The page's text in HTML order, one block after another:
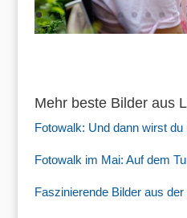
Mehr beste Bilder aus
Fotowalk: Und dann wirst du
Fotowalk im Mai: Auf dem
Faszinierende Bilder aus der